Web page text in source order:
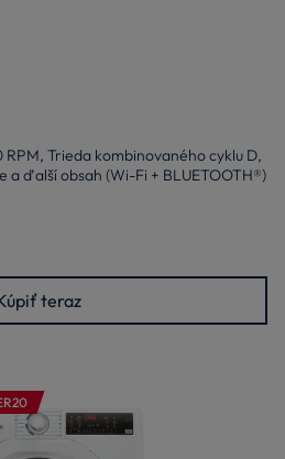
Trieda kombinovaného cyklu D,
ďalší obsah (Wi-Fi + BLUETOOTH®)
teraz